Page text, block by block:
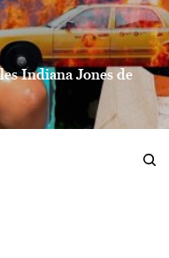
Indiana Jones de